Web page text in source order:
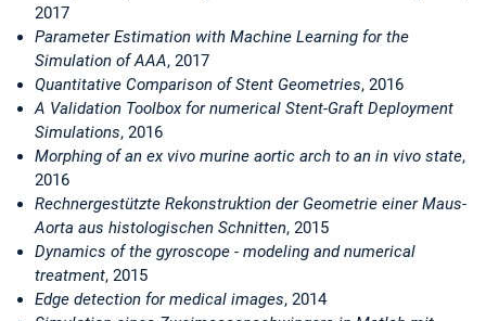
2017
Parameter Estimation with Machine Learning for the
Simulation of AAA, 2017
Quantitative Comparison of Stent Geometries, 2016
A Validation Toolbox for numerical Stent-Graft Deployment
Simulations, 2016
Morphing of an ex vivo murine aortic arch to an in vivo state,
2016
Rechnergestützte Rekonstruktion der Geometrie einer Maus-
Aorta aus histologischen Schnitten, 2015
Dynamics of the gyroscope - modeling and numerical
treatment, 2015
Edge detection for medical images, 2014